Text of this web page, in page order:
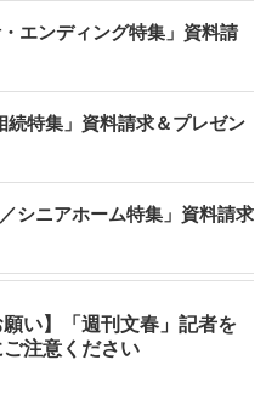
エンディング特集」資料請
続特集」資料請求＆プレゼン
シニアホーム特集」資料請求
願い】「週刊文春」記者を
注意ください